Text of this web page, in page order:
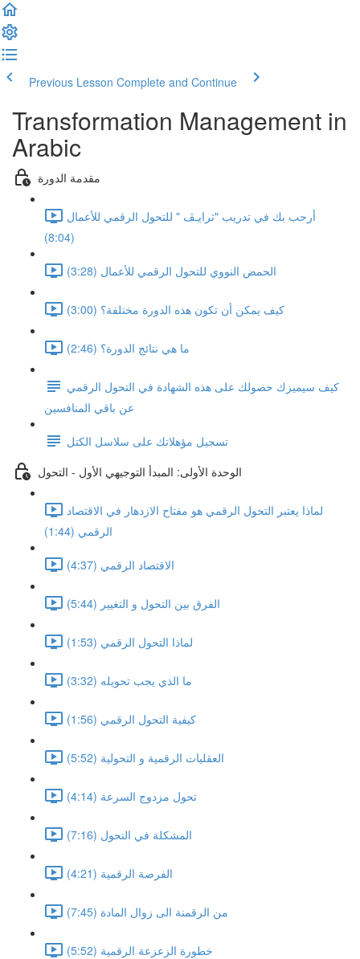
Previous Lesson Complete and Continue
Transformation Management in
Arabic
مقدمة الدورة
أرحب بك في تدريب "ثرايـﭫ " للتحول الرقمي للأعمال
(8:04)
الحمض النووي للتحول الرقمي للأعمال (3:28)
كيف يمكن أن تكون هذه الدورة مختلفة؟ (3:00)
ما هي نتائج الدورة؟ (2:46)
كيف سيميزك حصولك على هذه الشهادة في التحول الرقمي
عن باقي المنافسين
تسجيل مؤهلاتك على سلاسل الكتل
الوحدة الأولى: المبدأ التوجيهي الأول - التحول
لماذا يعتبر التحول الرقمي هو مفتاح الازدهار في الاقتصاد
الرقمي (1:44)
الاقتصاد الرقمي (4:37)
الفرق بين التحول و التغيير (5:44)
لماذا التحول الرقمي (1:53)
ما الذي يجب تحويله (3:32)
كيفية التحول الرقمي (1:56)
العقليات الرقمية و التحولية (5:52)
تحول مزدوج السرعة (4:14)
المشكلة في التحول (7:16)
الفرصة الرقمية (4:21)
من الرقمنة الى زوال المادة (7:45)
خطورة الزعزعة الرقمية (5:52)